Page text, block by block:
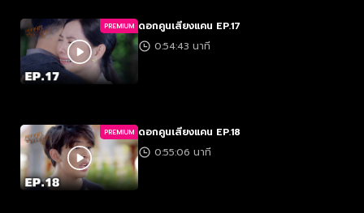
PREMIUM ดอกคูนเสียงแคน EP.17
0:54:43 นาที
PREMIUM ดอกคูนเสียงแคน EP.18
0:55:06 นาที